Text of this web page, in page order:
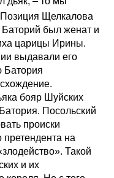
Щелкалова
был женат и
царицы Ирины.
выдавали его
Батория
бояр Шуйских
Посольский
происки
претендента на
Такой
и их